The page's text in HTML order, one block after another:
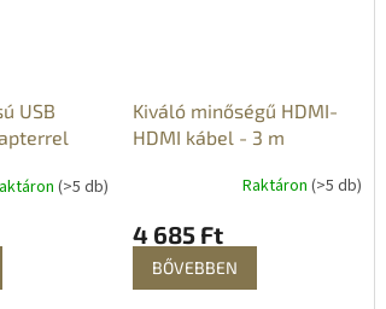
USB
(>5 db)
Kiváló minőségű HDMI-
HDMI kábel - 3 m
Raktáron (>5 db)
4 685 Ft
BŐVEBBEN